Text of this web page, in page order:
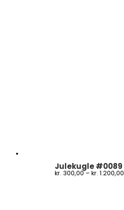
Julekugle #0089
kr. 300,00– kr. 1.200,00